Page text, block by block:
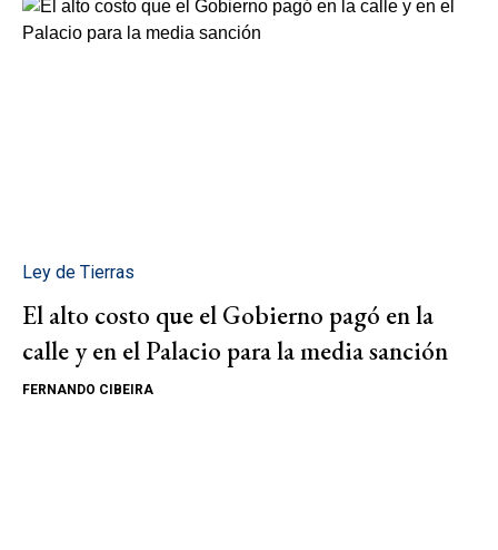
Ley de Tierras
El alto costo que el Gobierno pagó en la
calle y en el Palacio para la media sanción
FERNANDO CIBEIRA